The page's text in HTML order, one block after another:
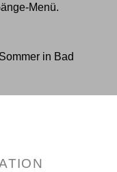
Menü.
Sommerin Bad
Schwalbach
Bürgerinnen